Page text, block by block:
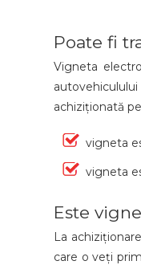
Poate fi
Vigneta
achiziționată
vigneta
vigneta
Este
La
care o veți